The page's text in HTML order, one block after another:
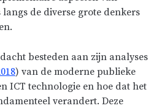
de diverse grote denkers
besteden aan zijn analyses
) van de moderne publieke
ICT technologie en hoe dat het
verandert. Deze